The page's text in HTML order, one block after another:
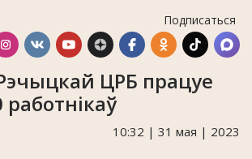
Подписаться
ЦРБ працуе
10:32 | 31 мая | 2023